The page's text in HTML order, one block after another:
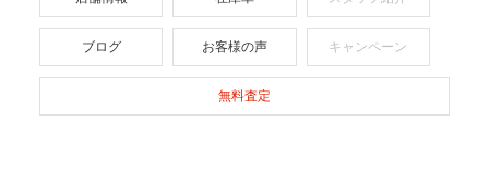
ブログ お客様の声 キャンペーン
無料査定